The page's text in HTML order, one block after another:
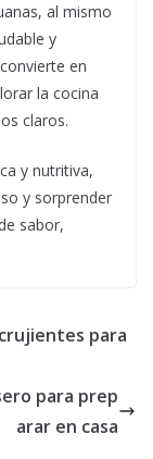
al mismo
y
en
la cocina
claros.
y nutritiva,
y sorprender
sabor,
para
para prep
arar en casa